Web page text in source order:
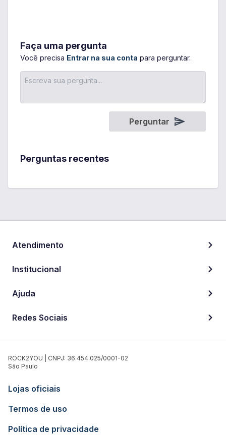
Faça uma pergunta
Você precisa Entrar na sua conta para perguntar.
Perguntar
Perguntas recentes
Atendimento
Institucional
Ajuda
Redes Sociais
ROCK2YOU | CNPJ: 36.454.025/0001-02
São Paulo
Lojas oficiais
Termos de uso
Política de privacidade